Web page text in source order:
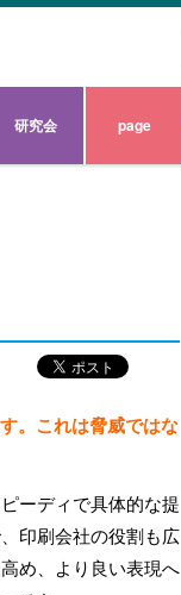
研究会 page
。これは脅威ではな
ーディで具体的な提
印刷会社の役割も広
め、より良い表現へ